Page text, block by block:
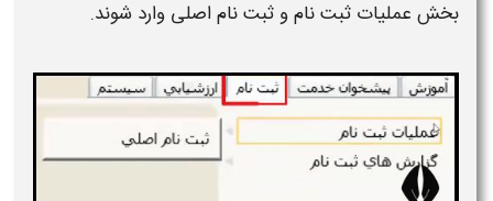
بخش عملیات ثبت نام و ثبت نام اصلی وارد شوند.